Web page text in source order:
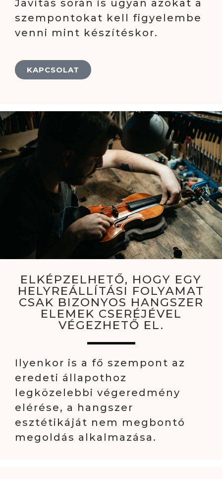
Javítás során is ugyan azokat a
szempontokat kell figyelembe
venni mint készítéskor.
KAPCSOLAT
ELKÉPZELHETŐ, HOGY EGY
HELYREÁLLÍTÁSI FOLYAMAT
CSAK BIZONYOS HANGSZER
ELEMEK CSERÉJÉVEL
VÉGEZHETŐ EL.
Ilyenkor is a fő szempont az
eredeti állapothoz
legközelebbi végeredmény
elérése, a hangszer
esztétikáját nem megbontó
megoldás alkalmazása.